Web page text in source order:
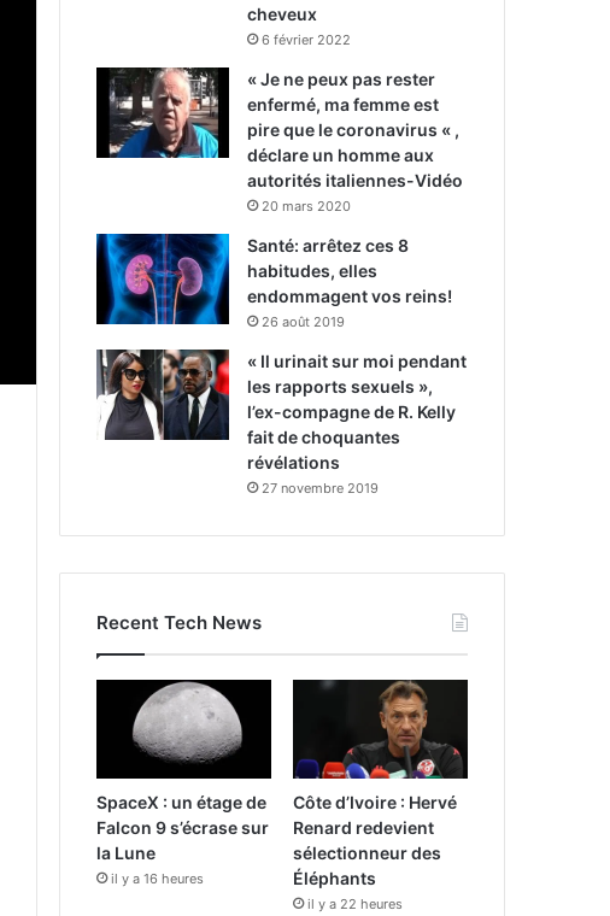
cheveux
6 février 2022
« Je ne peux pas rester
enfermé, ma femme est
pire que le coronavirus « ,
déclare un homme aux
autorités italiennes-Vidéo
20 mars 2020
Santé: arrêtez ces 8
habitudes, elles
endommagent vos reins!
26 août 2019
« Il urinait sur moi pendant
les rapports sexuels »,
l’ex-compagne de R. Kelly
fait de choquantes
révélations
27 novembre 2019
Recent Tech News
SpaceX : un étage de
Falcon 9 s’écrase sur
la Lune
il y a 16 heures
Côte d’Ivoire : Hervé
Renard redevient
sélectionneur des
Éléphants
il y a 22 heures